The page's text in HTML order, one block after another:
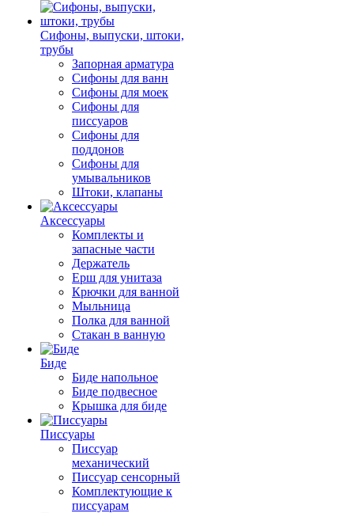
Сифоны, выпуски, штоки,
трубы
Запорная арматура
Сифоны для ванн
Сифоны для моек
Сифоны для
писсуаров
Сифоны для
поддонов
Сифоны для
умывальников
Штоки, клапаны
Аксессуары
Комплекты и
запасные части
Держатель
Ерш для унитаза
Крючки для ванной
Мыльница
Полка для ванной
Стакан в ванную
Биде
Биде напольное
Биде подвесное
Крышка для биде
Писсуары
Писсуар
механический
Писсуар сенсорный
Комплектующие к
писсуарам